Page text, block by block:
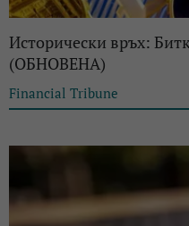
Исторически връх:
(ОБНОВЕНА)
Financial Tribune